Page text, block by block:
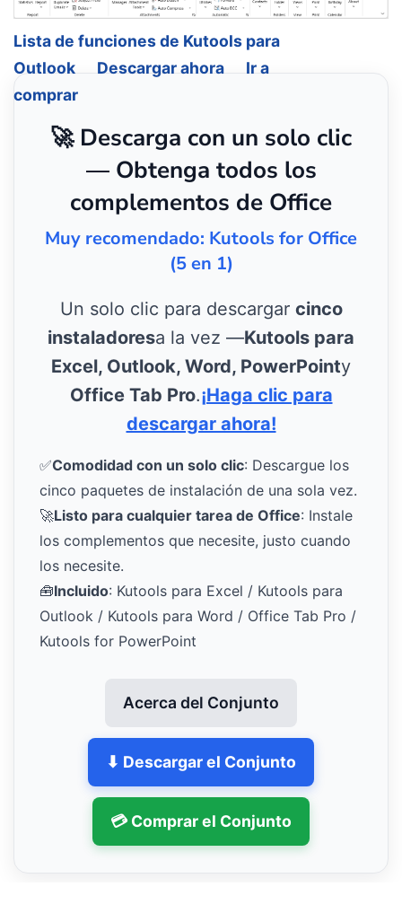
Lista de funciones de Kutools para
Outlook
Descargar ahora
Ir a
comprar
🚀 Descarga con un solo clic
— Obtenga todos los
complementos de Office
Muy recomendado: Kutools for Office
(5 en 1)
Un solo clic para descargar cinco
instaladoresa la vez —Kutools para
Excel, Outlook, Word, PowerPointy
Office Tab Pro.¡Haga clic para
descargar ahora!
✅Comodidad con un solo clic: Descargue los
cinco paquetes de instalación de una sola vez.
🚀Listo para cualquier tarea de Office: Instale
los complementos que necesite, justo cuando
los necesite.
🧰Incluido: Kutools para Excel / Kutools para
Outlook / Kutools para Word / Office Tab Pro /
Kutools for PowerPoint
Acerca del Conjunto
⬇ Descargar el Conjunto
💳 Comprar el Conjunto